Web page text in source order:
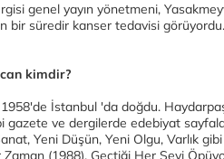
genel yayın yönetmeni,
bir süredir kanser tedavisi görüyordu.
kimdir?
İstanbul 'da doğdu.
gazete ve dergilerde edebiyat
Yeni Düşün, Yeni Olgu, Varlık
(1988), Geçtiği Her Şeyi